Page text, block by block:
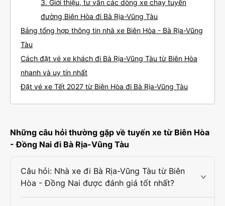
3. Giới thiệu, tư vấn các dòng xe chạy tuyến
đường Biên Hòa đi Bà Rịa-Vũng Tàu
Bảng tổng hợp thông tin nhà xe Biên Hòa - Bà Rịa-Vũng
Tàu
Cách đặt vé xe khách đi Bà Rịa-Vũng Tàu từ Biên Hòa
nhanh và uy tín nhất
Đặt vé xe Tết 2027 từ Biên Hòa đi Bà Rịa-Vũng Tàu
Những câu hỏi thường gặp về tuyến xe từ Biên Hòa
- Đồng Nai đi Bà Rịa-Vũng Tàu
Câu hỏi: Nhà xe đi Bà Rịa-Vũng Tàu từ Biên
Hòa - Đồng Nai được đánh giá tốt nhất?